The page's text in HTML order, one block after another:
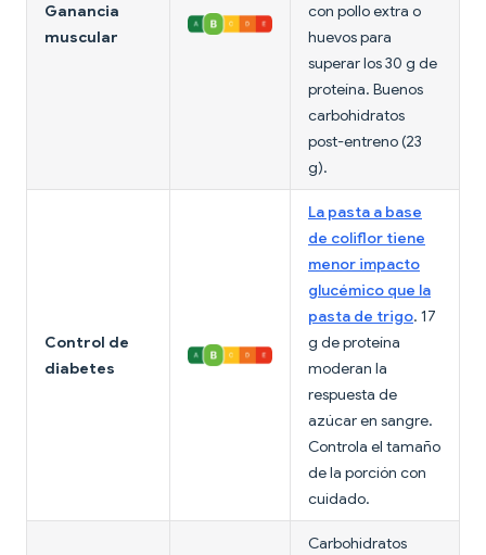
Ganancia
muscular
con pollo extra o
huevos para
superar los 30 g de
proteína. Buenos
carbohidratos
post-entreno (23
g).
Control de
diabetes
La pasta a base
de coliflor tiene
menor impacto
glucémico que la
pasta de trigo. 17
g de proteína
moderan la
respuesta de
azúcar en sangre.
Controla el tamaño
de la porción con
cuidado.
Carbohidratos